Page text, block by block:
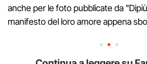
anche per le foto pubblicate da
manifesto del loro amore appena